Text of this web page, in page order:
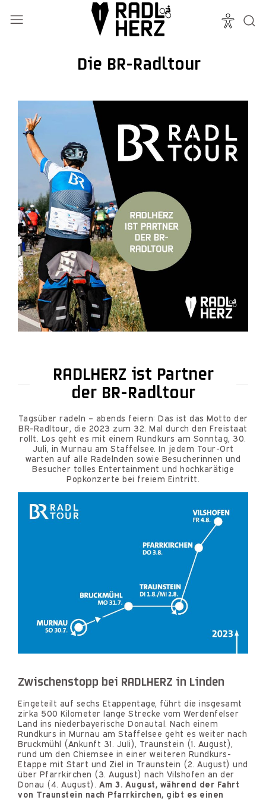
Die BR-Radltour
RADLHERZ ist Partner
der BR-Radltour
Tagsüber radeln – abends feiern: Das ist das Motto der
BR-Radltour, die 2023 zum 32. Mal durch den Freistaat
rollt. Los geht es mit einem Rundkurs am Sonntag, 30.
Juli, in Murnau am Staffelsee. In jedem Tour-Ort
warten auf alle Radelnden sowie Besucherinnen und
Besucher tolles Entertainment und hochkarätige
Popkonzerte bei freiem Eintritt.
Zwischenstopp bei RADLHERZ in Linden
Eingeteilt auf sechs Etappentage, führt die insgesamt
zirka 500 Kilometer lange Strecke vom Werdenfelser
Land ins niederbayerische Donautal. Nach einem
Rundkurs in Murnau am Staffelsee geht es weiter nach
Bruckmühl (Ankunft 31. Juli), Traunstein (1. August),
rund um den Chiemsee in einer weiteren Rundkurs-
Etappe mit Start und Ziel in Traunstein (2. August) und
über Pfarrkirchen (3. August) nach Vilshofen an der
Donau (4. August). Am 3. August, während der Fahrt
von Traunstein nach Pfarrkirchen, gibt es einen